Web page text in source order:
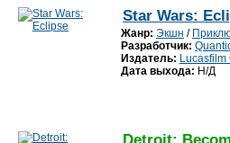
Star Wars:
Жанр: Экшн /
Разработчик:
Издатель: Lucasfilm
Дата выхода: Н/Д